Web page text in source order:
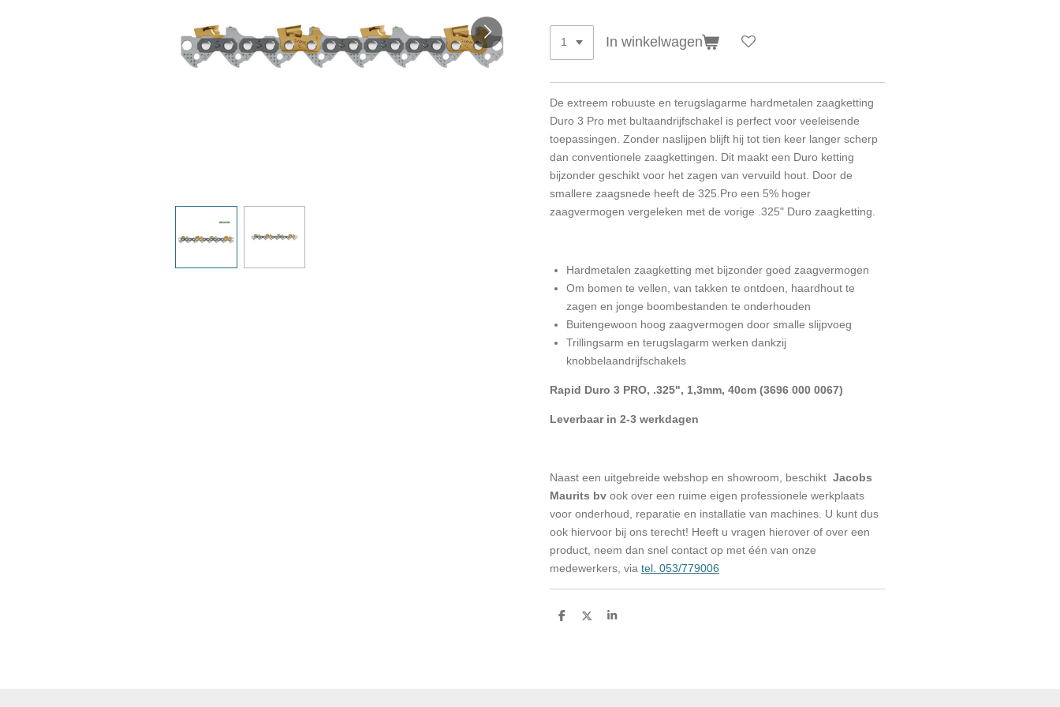
In winkelwagen
De extreem robuuste en terugslagarme hardmetalen zaagketting
Duro 3 Pro met bultaandrijfschakel is perfect voor veeleisende
toepassingen. Zonder naslijpen blijft hij tot tien keer langer scherp
dan conventionele zaagkettingen. Dit maakt een Duro ketting
bijzonder geschikt voor het zagen van vervuild hout. Door de
smallere zaagsnede heeft de 325.Pro een 5% hoger
zaagvermogen vergeleken met de vorige .325" Duro zaagketting.
Hardmetalen zaagketting met bijzonder goed zaagvermogen
Om bomen te vellen, van takken te ontdoen, haardhout te
zagen en jonge boombestanden te onderhouden
Buitengewoon hoog zaagvermogen door smalle slijpvoeg
Trillingsarm en terugslagarm werken dankzij
knobbelaandrijfschakels
Rapid Duro 3 PRO, .325", 1,3mm, 40cm (3696 000 0067)
Leverbaar in 2-3 werkdagen
Naast een uitgebreide webshop en showroom, beschikt Jacobs
Maurits bv ook over een ruime eigen professionele werkplaats
voor onderhoud, reparatie en installatie van machines. U kunt dus
ook hiervoor bij ons terecht! Heeft u vragen hierover of over een
product, neem dan snel contact op met één van onze
medewerkers, via tel. 053/779006
D
D
S